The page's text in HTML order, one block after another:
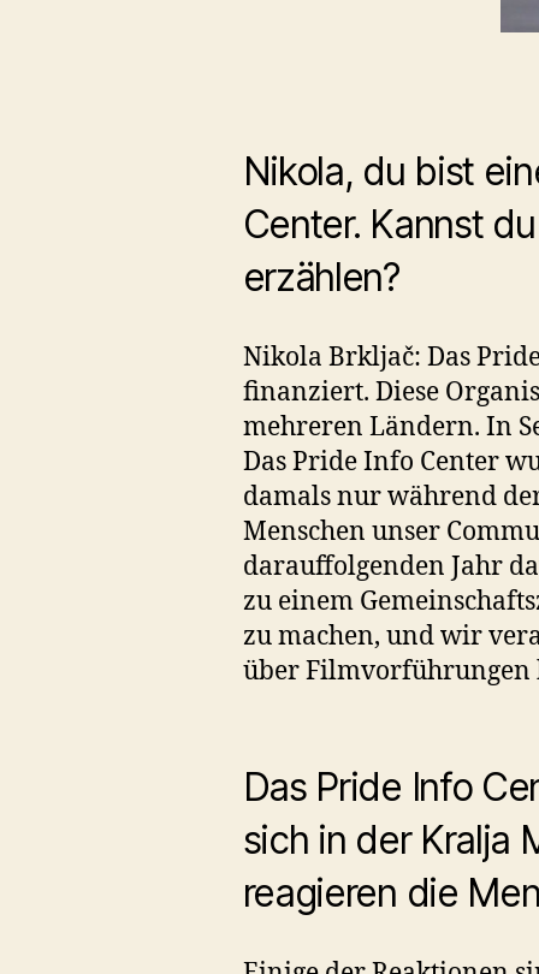
Nikola, du bist
Center. Kannst
erzählen?
Nikola Brkljač: Das
finanziert. Diese
mehreren Ländern. In
Das Pride Info Center
damals nur während
Menschen unser
darauffolgenden Jahr
zu einem
zu machen, und wir
über Filmvorführungen
Das Pride Info
sich in der Kralja
reagieren die